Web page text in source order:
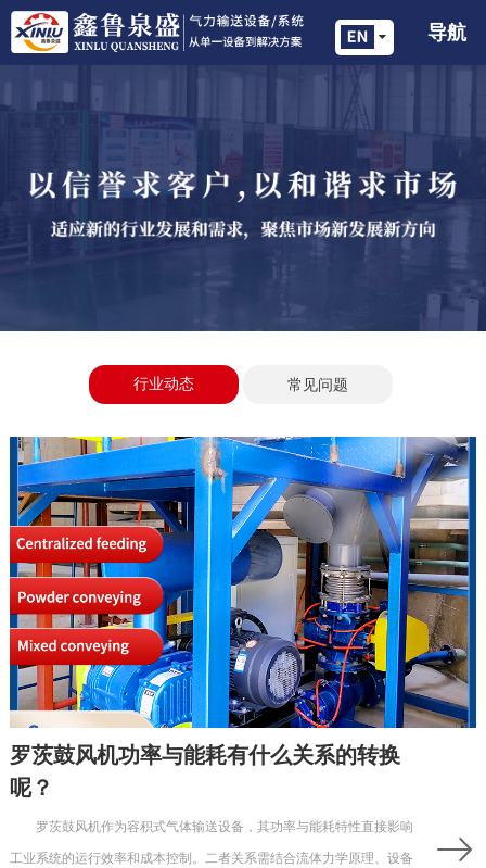
导航
行业动态 常见问题
罗茨鼓风机功率与能耗有什么关系的转换
呢？
罗茨鼓风机作为容积式气体输送设备，其功率与能耗特性直接影响
工业系统的运行效率和成本控制。二者关系需结合流体力学原理、设备